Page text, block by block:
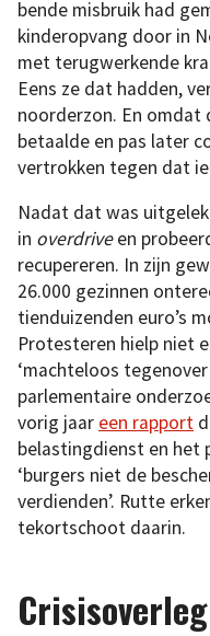
bende misbruik had
kinderopvang door in
met terugwerkende
Eens ze dat hadden,
noorderzon. En
betaalde en pas later
vertrokken tegen dat
Nadat dat was
in overdriveen
recupereren. In zijn
26.000 gezinnen
tienduizenden euro’s
Protesteren hielp niet
‘machteloos
parlementaire
vorig jaar een rapport
belastingdienst en het
‘burgers niet de
verdienden’. Rutte
tekortschoot daarin.
Crisisoverleg